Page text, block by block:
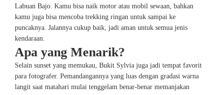
Labuan Bajo. Kamu bisa naik motor atau mobil sewaan, bahkan
kamu juga bisa mencoba trekking ringan untuk sampai ke
puncaknya. Jalannya cukup baik, jadi aman untuk semua jenis
kendaraan.
Apa yang Menarik?
Selain sunset yang memukau, Bukit Sylvia juga jadi tempat favorit
para fotografer. Pemandangannya yang luas dengan gradasi warna
langit saat matahari mulai tenggelam benar-benar memanjakan